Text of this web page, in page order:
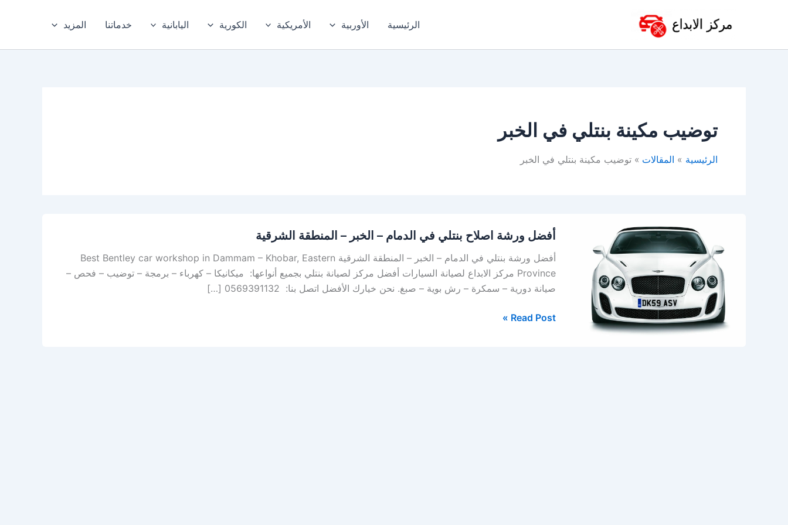
الرئيسية الأوربية الأمريكية الكورية اليابانية خدماتنا المزيد
توضيب مكينة بنتلي في الخبر
الرئيسية المقالات توضيب مكينة بنتلي في الخبر
أفضل ورشة اصلاح بنتلي في الدمام – الخبر – المنطقة الشرقية
أفضل ورشة بنتلي في الدمام – الخبر – المنطقة الشرقية Best Bentley car workshop in Dammam – Khobar, Eastern
Province مركز الابداع لصيانة السيارات أفضل مركز لصيانة بنتلي بجميع أنواعها: ميكانيكا – كهرباء – برمجة – توضيب – فحص –
صيانة دورية – سمكرة – رش بوية – صبغ. نحن خيارك الأفضل اتصل بنا: 0569391132 […]
ورشة
اصلاح
بنتلي
الدمام
–
Read Post »